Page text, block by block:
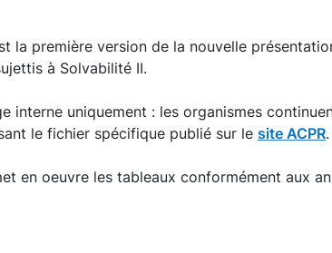
la première version de la nouvelle
à Solvabilité II.
interne uniquement : les organismes
le fichier spécifique publié sur le site ACPR.
en oeuvre les tableaux conformément aux